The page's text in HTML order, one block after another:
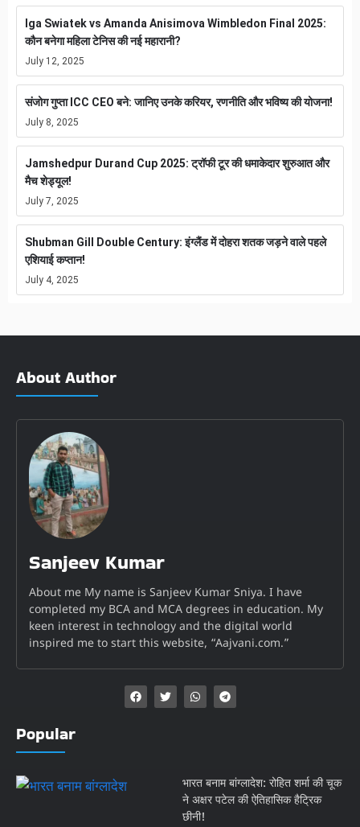
Iga Swiatek vs Amanda Anisimova Wimbledon Final 2025:
कौन बनेगा महिला टेनिस की नई महारानी?
July 12, 2025
संजोग गुप्ता ICC CEO बने: जानिए उनके करियर, रणनीति और भविष्य की योजना!
July 8, 2025
Jamshedpur Durand Cup 2025: ट्रॉफी टूर की धमाकेदार शुरुआत और
मैच शेड्यूल!
July 7, 2025
Shubman Gill Double Century: इंग्लैंड में दोहरा शतक जड़ने वाले पहले
एशियाई कप्तान!
July 4, 2025
About Author
Sanjeev Kumar
About me My name is Sanjeev Kumar Sniya. I have
completed my BCA and MCA degrees in education. My
keen interest in technology and the digital world
inspired me to start this website, “Aajvani.com.”
Popular
भारत बनाम बांग्लादेश: रोहित शर्मा की चूक
ने अक्षर पटेल की ऐतिहासिक हैट्रिक
छीनी!